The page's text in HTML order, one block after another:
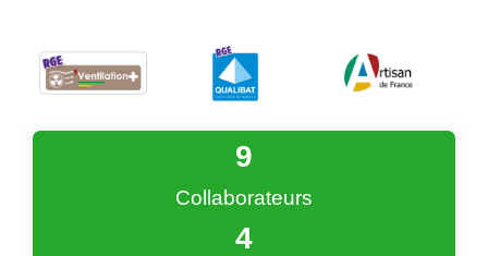
Collaborateurs
9
4